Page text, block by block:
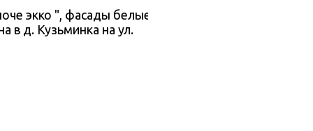
экко ", фасады белые.
в д. Кузьминка на ул.